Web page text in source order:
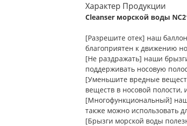
Характер Продукции
Cleanser морской воды
[Разрешите отек] наш
благоприятен к движению
[Не раздражать] наши
поддерживать носовую
[Уменьшите вредные
веществ в носовой
[Многофункциональный] наш
также можно использовать
[Брызги морской воды